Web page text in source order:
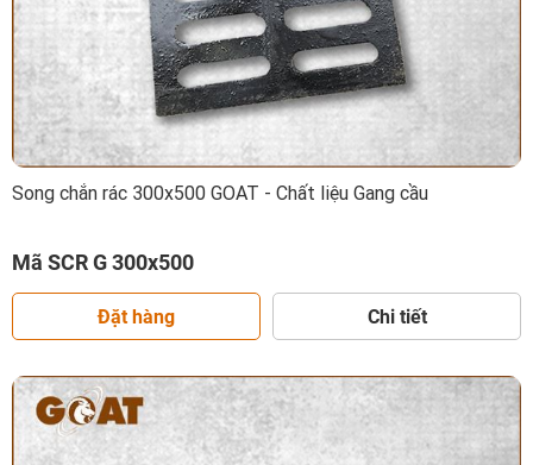
Song chắn rác 300x500 GOAT - Chất liệu Gang cầu
Mã SCR G 300x500
Đặt hàng Chi tiết